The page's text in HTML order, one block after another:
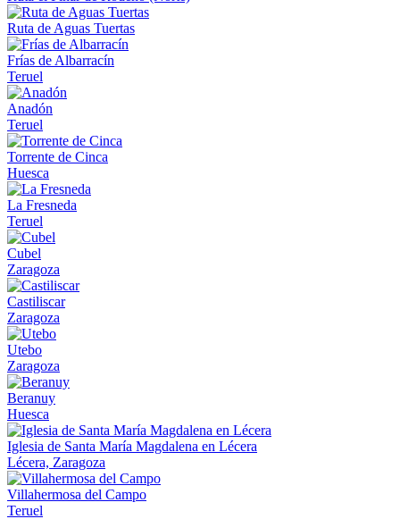
Ruta de Aguas Tuertas
Frías de Albarracín
Teruel
Anadón
Teruel
Torrente de Cinca
Huesca
La Fresneda
Teruel
Cubel
Zaragoza
Castiliscar
Zaragoza
Utebo
Zaragoza
Beranuy
Huesca
Iglesia de Santa María Magdalena en Lécera
Lécera, Zaragoza
Villahermosa del Campo
Teruel